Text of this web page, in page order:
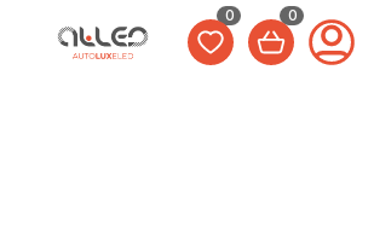
0 0